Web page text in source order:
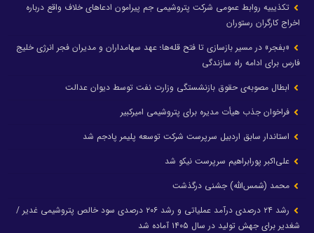
تکذیبیه روابط عمومی شرکت پتروشیمی جم پیرامون ادعاهای خلاف واقع درباره
اخراج کارگران رستوران
«بفجر» در مسیر بازسازی تا فتح قله‌ها؛ عهد سهامداران و مدیران فجر انرژی خلیج
فارس برای ادامه راه سازندگی
ابطال مصوبه‌ی حقوق بازنشستگی وزارت نفت توسط دیوان عدالت
فراخوان جذب هیأت مدیره برای پتروشیمی امیرکبیر
استاندار سابق اردبیل سرپرست شرکت توسعه پلیمر پادجم شد
علی‌اکبر پورابراهیم سرپرست نیکو شد
محمد (شمس‌الله) جشنی درگذشت
رشد ۲۴ درصدی درآمد عملیاتی و رشد ۲۰۶ درصدی سود خالص پتروشیمی غدیر /
شغدیر برای جهش تولید در سال ۱۴۰۵ آماده شد